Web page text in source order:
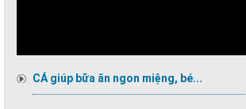
CÁ giúp bữa ăn ngon miệng, bé...